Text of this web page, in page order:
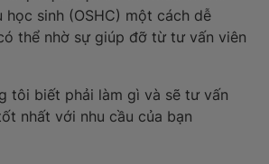
học sinh (OSHC) một cách dễ
thể nhờ sự giúp đỡ từ tư vấn viên
tôi biết phải làm gì và sẽ tư vấn
nhất với nhu cầu của bạn